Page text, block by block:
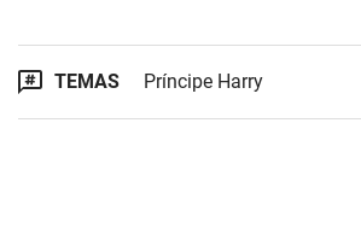
TEMAS Príncipe Harry